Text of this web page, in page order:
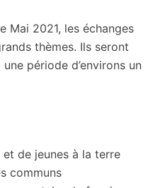
Mai 2021, les échanges
thèmes. Ils seront
période d’environs un
et de jeunes à la terre
communs